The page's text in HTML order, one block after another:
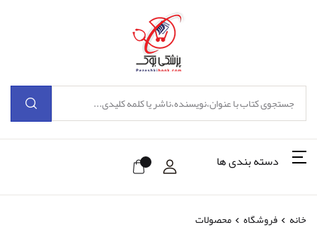
دسته بندی ها
خانه فروشگاه محصولات